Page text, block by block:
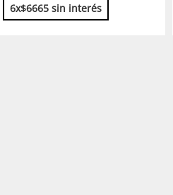
6x$6665 sin interés